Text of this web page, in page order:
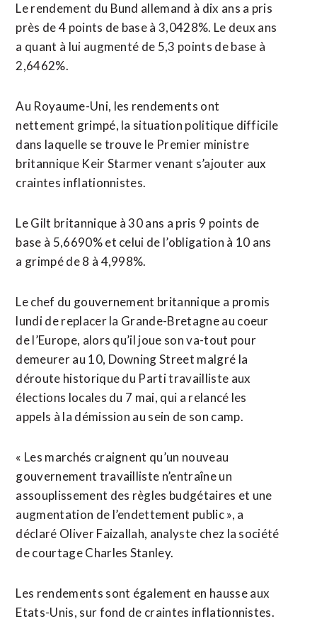
Le rendement du Bund allemand à dix ans a pris
près de 4 points de base à 3,0428%. Le deux ans
a quant à lui augmenté de 5,3 points ​de base à
2,6462%.
Au Royaume-Uni, les rendements ont
nettement grimpé, la situation politique difficile
dans laquelle se trouve le Premier ministre
britannique Keir Starmer venant s’ajouter aux
craintes inflationnistes.
Le Gilt britannique à 30 ans a pris 9 points de
base à 5,6690% et celui de l’obligation à 10 ans
a grimpé de 8 à 4,998%.
Le chef du gouvernement britannique a promis
lundi de replacer la Grande-Bretagne au coeur
de l’Europe, alors qu’il joue son va-tout pour
demeurer au 10, Downing Street malgré la
déroute historique du Parti travailliste aux
élections locales du 7 mai, qui a relancé les
appels à la démission au sein de son camp.
« Les marchés craignent qu’un nouveau
gouvernement travailliste n’entraîne un
assouplissement des règles budgétaires et une
augmentation de l’endettement public », a
déclaré Oliver Faizallah, analyste ⁠chez la société
de courtage Charles Stanley.
Les rendements sont également en hausse aux
Etats-Unis, sur fond de craintes inflationnistes.